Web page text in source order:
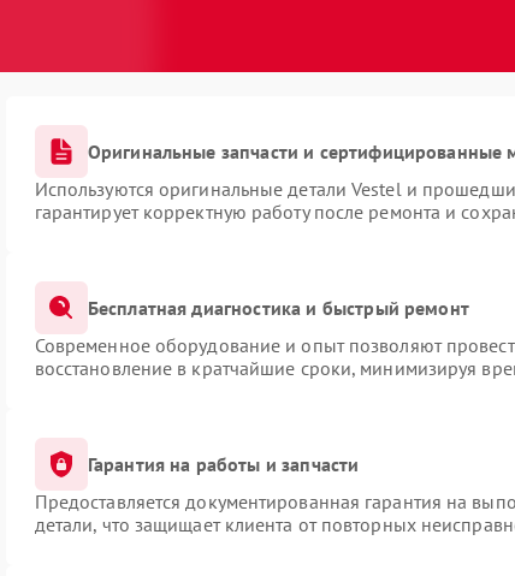
Оригинальные запчасти и сертифицированные
Используются оригинальные детали Vestel и
гарантирует корректную работу после ремонта и
Бесплатная диагностика и быстрый ремонт
Современное оборудование и опыт позволяют
восстановление в кратчайшие сроки, минимизируя
Гарантия на работы и запчасти
Предоставляется документированная гарантия на
детали, что защищает клиента от повторных